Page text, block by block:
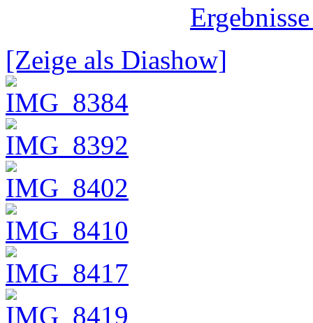
[Zeige als Diashow]